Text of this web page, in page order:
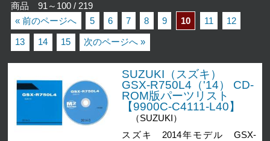
商品 91～100 / 219
« 前のページへ
5 6 7 8 9 10 11 12
13 14 15 次のページへ »
SUZUKI（スズキ）
GSX-R750L4（'14） CD-
ROM版パーツリスト
【9900C-C4111-L40】
（SUZUKI）
スズキ 2014年モデル GSX-